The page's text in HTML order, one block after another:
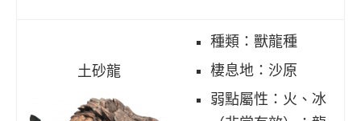
土砂龍
種類：獸龍種
棲息地：沙原
弱點屬性：火、冰